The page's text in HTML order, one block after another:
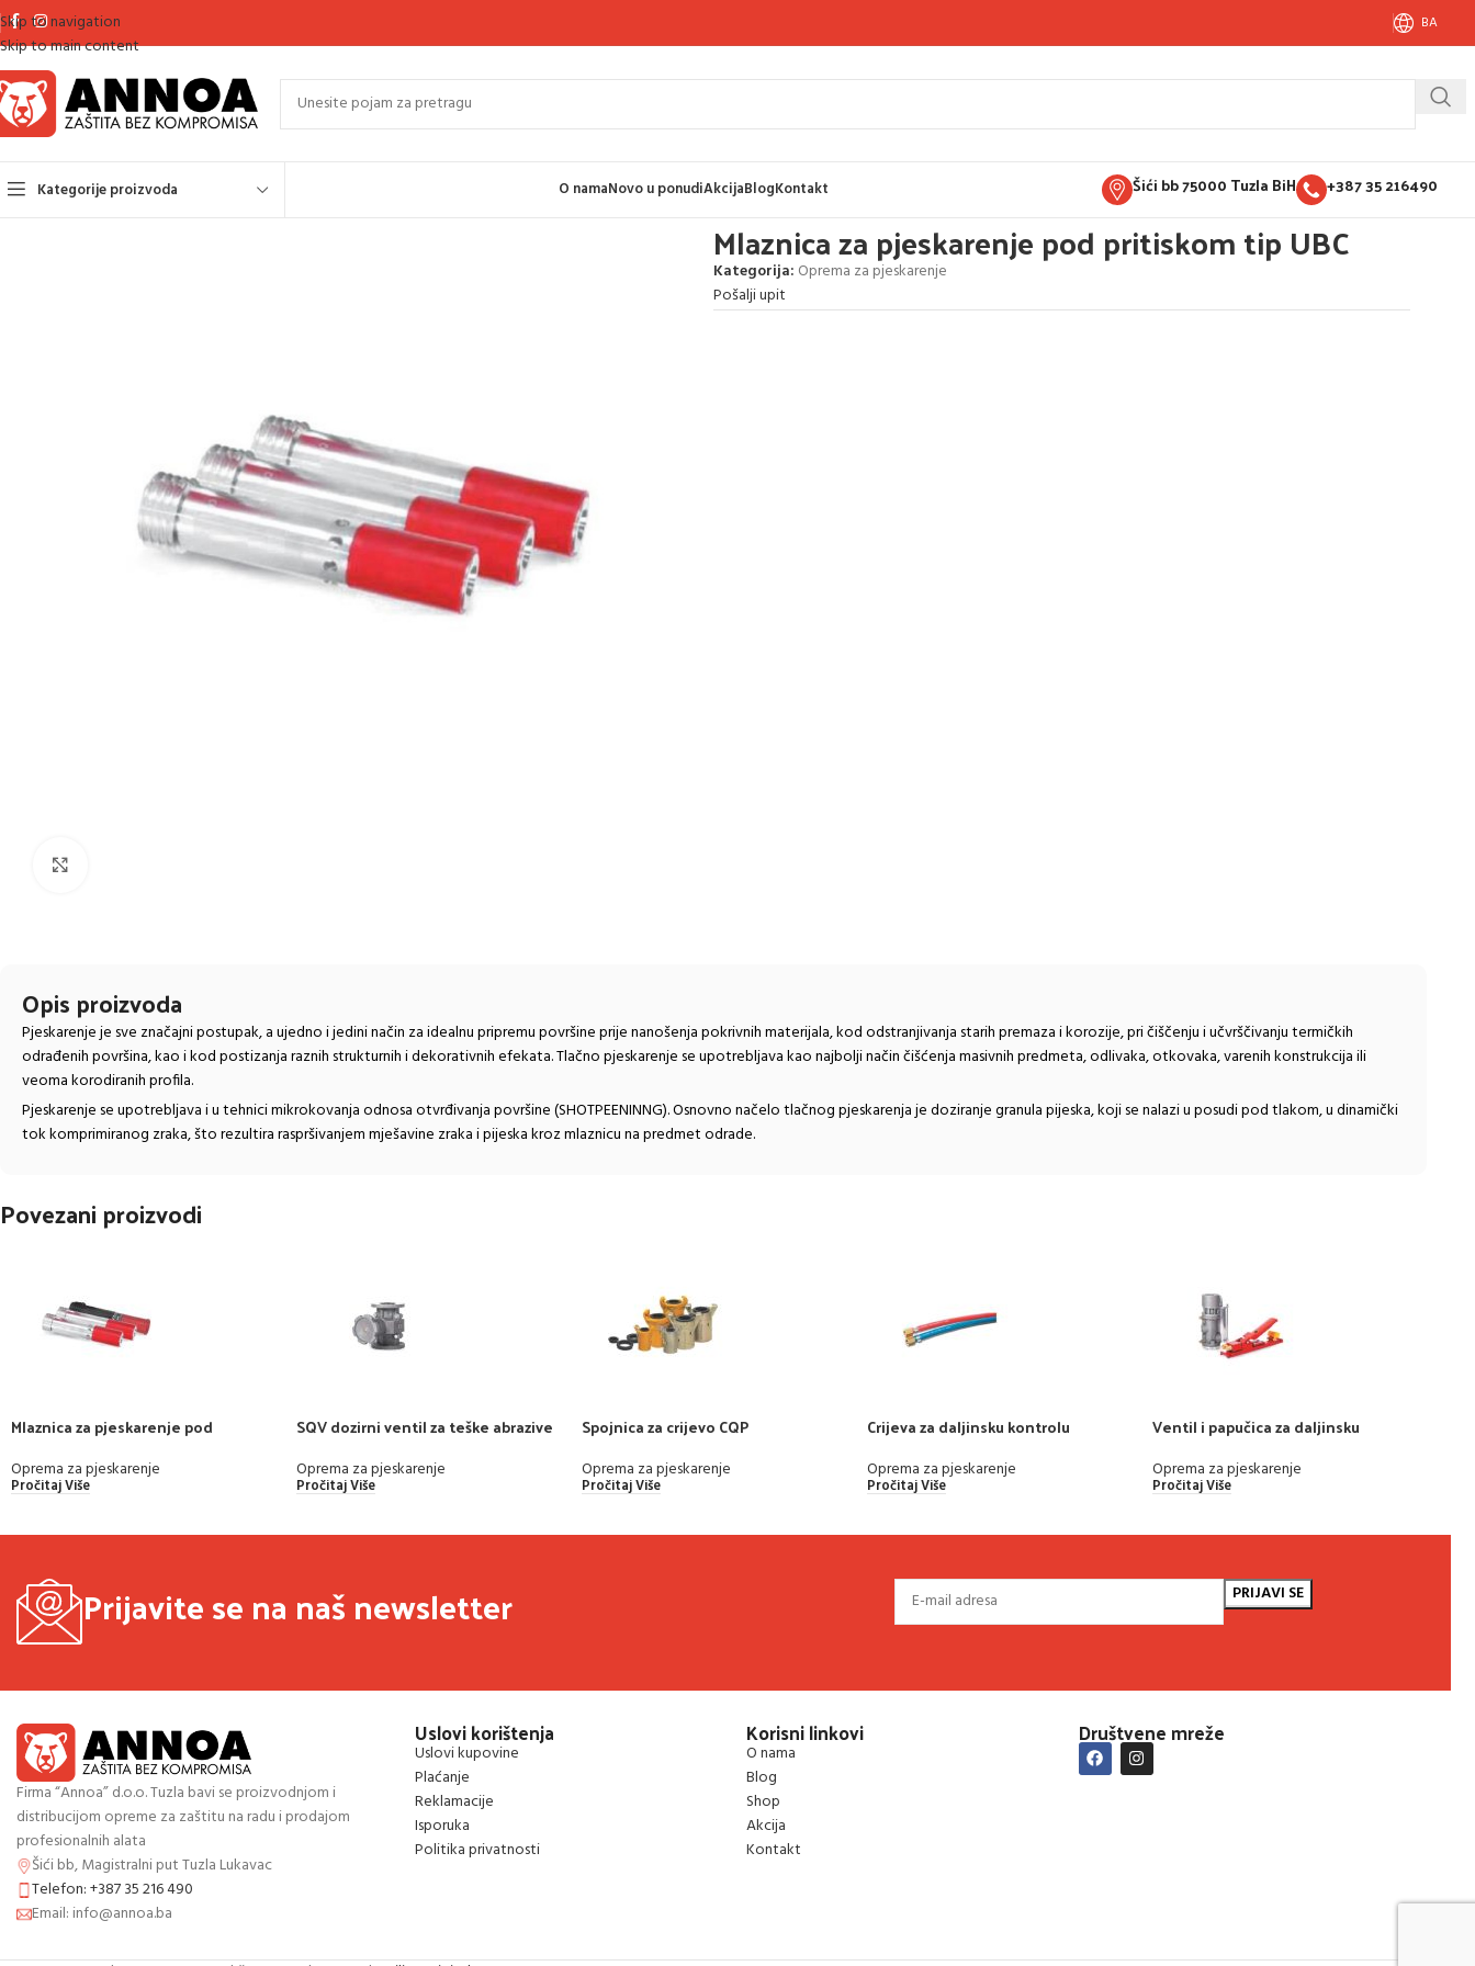
Skip to navigation
Skip to main content
BA
Kategorije proizvoda O namaNovo u ponudiAkcijaBlogKontakt Šići bb 75000 Tuzla BiH +387 35 216490
Mlaznica za pjeskarenje pod pritiskom tip UBC
Kategorija: Oprema za pjeskarenje
Pošalji upit
Opis proizvoda
Pjeskarenje je sve značajni postupak, a ujedno i jedini način za idealnu pripremu površine prije nanošenja pokrivnih materijala, kod odstranjivanja starih premaza i korozije, pri čiščenju i učvrščivanju termičkih
odrađenih površina, kao i kod postizanja raznih strukturnih i dekorativnih efekata. Tlačno pjeskarenje se upotrebljava kao najbolji način čišćenja masivnih predmeta, odlivaka, otkovaka, varenih konstrukcija ili
veoma korodiranih profila.
Pjeskarenje se upotrebljava i u tehnici mikrokovanja odnosa otvrđivanja površine (SHOTPEENINNG). Osnovno načelo tlačnog pjeskarenja je doziranje granula pijeska, koji se nalazi u posudi pod tlakom, u dinamički
tok komprimiranog zraka, što rezultira raspršivanjem mješavine zraka i pijeska kroz mlaznicu na predmet odrade.
Povezani proizvodi
Mlaznica za pjeskarenje pod
Oprema za pjeskarenje
Pročitaj Više
SQV dozirni ventil za teške abrazive
Oprema za pjeskarenje
Pročitaj Više
Spojnica za crijevo CQP
Oprema za pjeskarenje
Pročitaj Više
Crijeva za daljinsku kontrolu
Oprema za pjeskarenje
Pročitaj Više
Ventil i papučica za daljinsku
Oprema za pjeskarenje
Pročitaj Više
Prijavite se na naš newsletter
Firma “Annoa” d.o.o. Tuzla bavi se proizvodnjom i
distribucijom opreme za zaštitu na radu i prodajom
profesionalnih alata
Šići bb, Magistralni put Tuzla Lukavac
Telefon: +387 35 216 490
Email: info@annoa.ba
Uslovi korištenja
Uslovi kupovine
Plaćanje
Reklamacije
Isporuka
Politika privatnosti
Korisni linkovi
O nama
Blog
Shop
Akcija
Kontakt
Društvene mreže